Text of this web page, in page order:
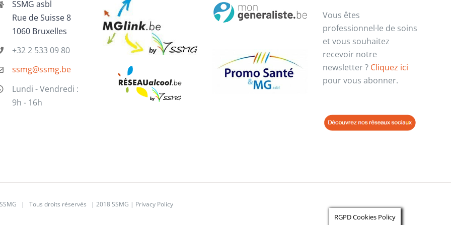
SSMG asbl
Rue de Suisse 8
1060 Bruxelles
+32 2 533 09 80
ssmg@ssmg.be
Lundi - Vendredi :
9h - 16h
Vous êtes
professionnel·le de soins
et vous souhaitez
recevoir notre
newsletter ? Cliquez ici
pour vous abonner.
| Tous droits réservés | 2018 SSMG | Privacy Policy
RGPD Cookies Policy